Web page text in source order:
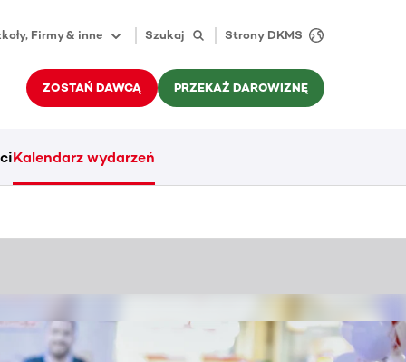
Firmy & inne Szukaj Strony DKMS
ZOSTAŃ DAWCĄ PRZEKAŻ DAROWIZNĘ
Kalendarz wydarzeń